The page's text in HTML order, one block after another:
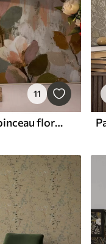
11
Papier peint Coups de pinceau floraux